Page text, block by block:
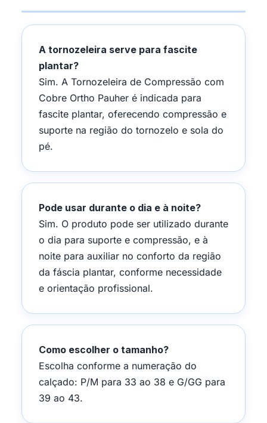
A tornozeleira serve para fascite
plantar?
Sim. A Tornozeleira de Compressão com
Cobre Ortho Pauher é indicada para
fascite plantar, oferecendo compressão e
suporte na região do tornozelo e sola do
pé.
Pode usar durante o dia e à noite?
Sim. O produto pode ser utilizado durante
o dia para suporte e compressão, e à
noite para auxiliar no conforto da região
da fáscia plantar, conforme necessidade
e orientação profissional.
Como escolher o tamanho?
Escolha conforme a numeração do
calçado: P/M para 33 ao 38 e G/GG para
39 ao 43.